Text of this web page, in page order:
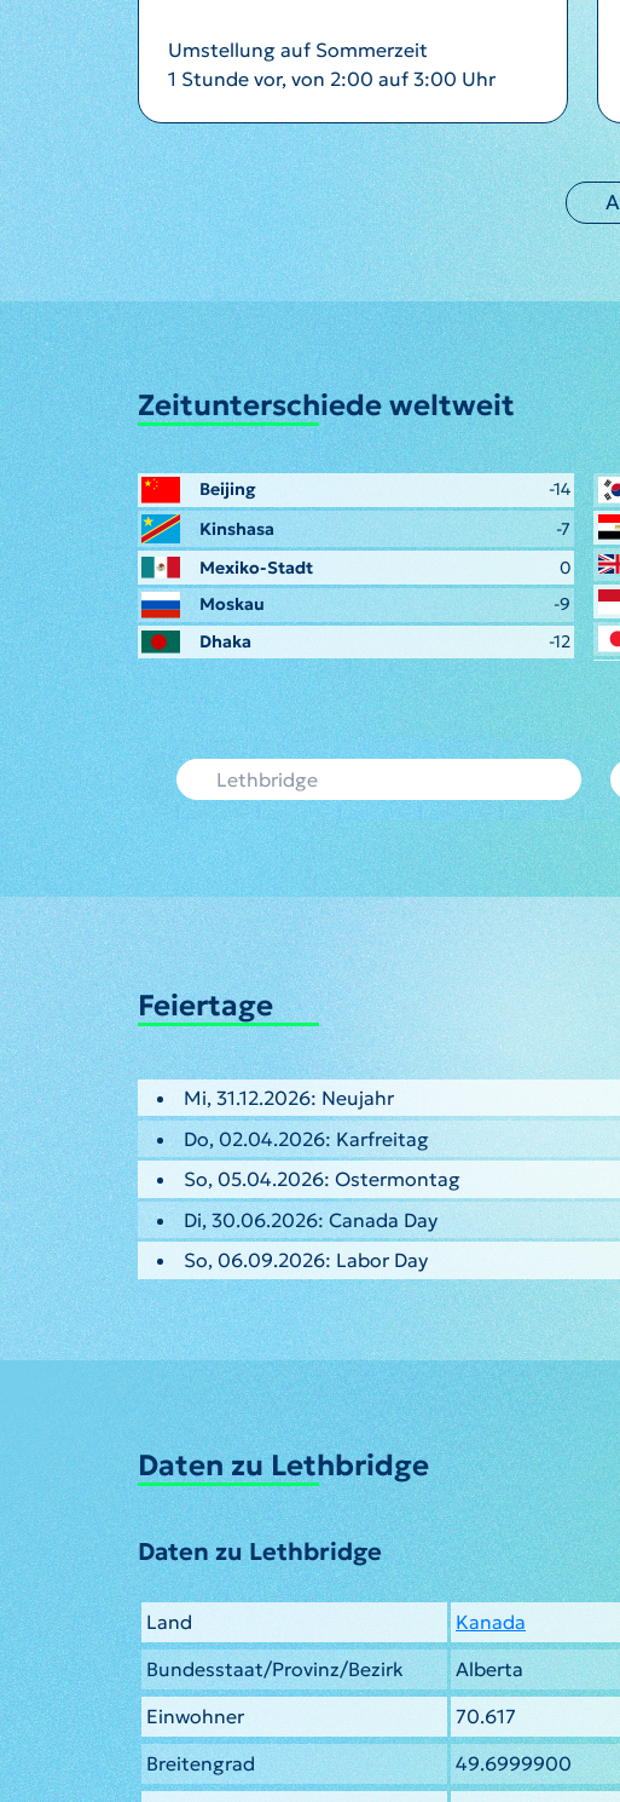
Umstellung auf Sommerzeit
1 Stunde vor, von 2:00 auf 3:00 Uhr
Zeitunterschiede weltweit
Beijing
-14
Kinshasa
-7
Mexiko-Stadt
0
Moskau
-9
Dhaka
-12
Feiertage
Mi, 31.12.2026: Neujahr
Do, 02.04.2026: Karfreitag
So, 05.04.2026: Ostermontag
Di, 30.06.2026: Canada Day
So, 06.09.2026: Labor Day
Daten zu Lethbridge
Daten zu Lethbridge
Land
Kanada
Bundesstaat/Provinz/Bezirk
Alberta
Einwohner
70.617
Breitengrad
49.6999900